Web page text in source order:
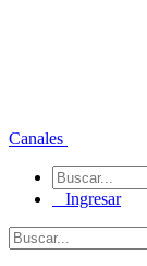
Canales
Ingresar